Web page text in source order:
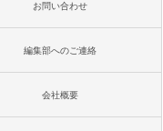
お問い合わせ
編集部へのご連絡
会社概要